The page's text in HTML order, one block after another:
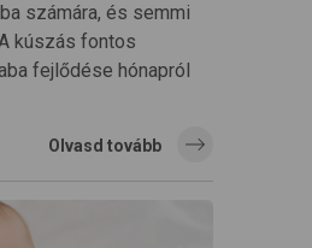
számára, és semmi
kúszás fontos
fejlődése hónapról
Olvasd tovább